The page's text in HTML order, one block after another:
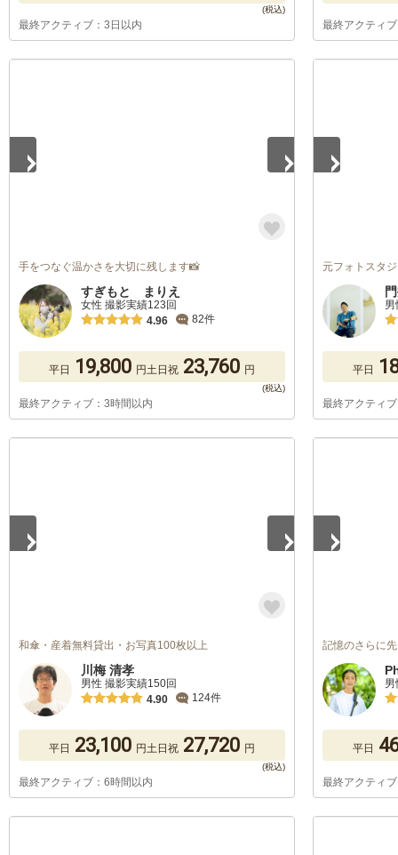
最終アクティブ：3日以内 最終アクティ
手をつなぐ温かさを大切に残します📸
すぎもと まりえ
女性 撮影実績123回
4.96
82件
平日 19,800 円土日祝 23,760 円
最終アクティブ：3時間以内
元フォトスタ
平日
最終アクティ
和傘・産着無料貸出・お写真100枚以上
川梅 清孝
男性 撮影実績150回
4.90
124件
平日 23,100 円土日祝 27,720 円
最終アクティブ：6時間以内
記憶のさらに
平日
最終アクティ